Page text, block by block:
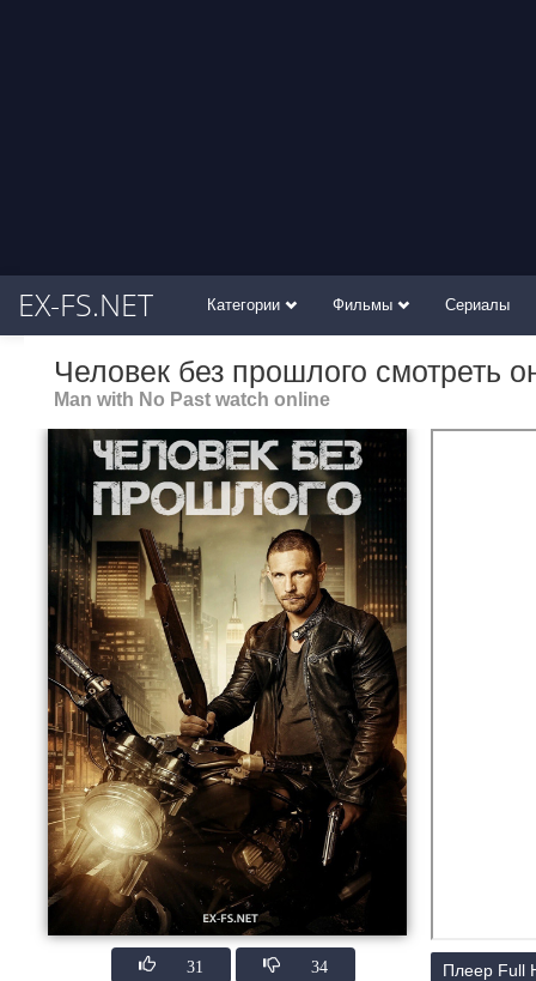
EX-FS.NET Категории Фильмы Сериалы
Человек без прошлого смотреть
Man with No Past watch online
31 34 Плеер Full